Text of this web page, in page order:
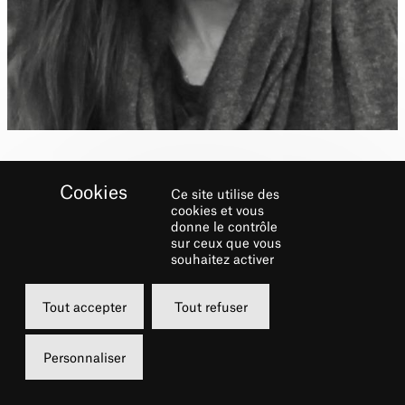
Interprétation : extraits de
Glacial Decoy de Trisha
Brown, Walkaround Time
de Merce Cunningham et
une mémoire de
variations extraites des
ballets de George
Ce site utilise des
cookies et vous
donne le contrôle
sur ceux que vous
souhaitez activer
Tout accepter Tout refuser
Personnaliser